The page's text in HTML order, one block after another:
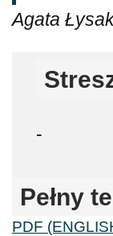
Agata
-
Pełny
PDF